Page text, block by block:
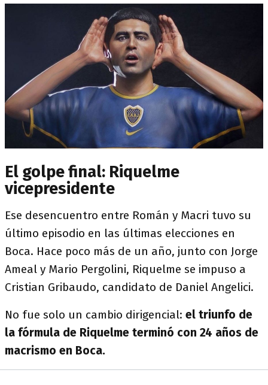
El golpe final: Riquelme
vicepresidente
Ese desencuentro entre Román y Macri tuvo su
último episodio en las últimas elecciones en
Boca. Hace poco más de un año, junto con Jorge
Ameal y Mario Pergolini, Riquelme se impuso a
Cristian Gribaudo, candidato de Daniel Angelici.
No fue solo un cambio dirigencial: el triunfo de
la fórmula de Riquelme terminó con 24 años de
macrismo en Boca.